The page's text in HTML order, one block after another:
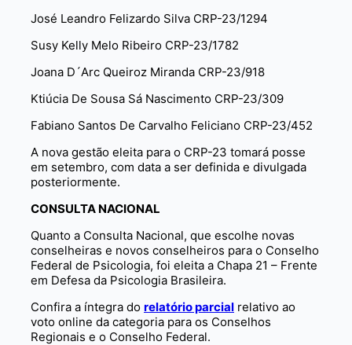
José Leandro Felizardo Silva CRP-23/1294
Susy Kelly Melo Ribeiro CRP-23/1782
Joana D´Arc Queiroz Miranda CRP-23/918
Ktiúcia De Sousa Sá Nascimento CRP-23/309
Fabiano Santos De Carvalho Feliciano CRP-23/452
A nova gestão eleita para o CRP-23 tomará posse
em setembro, com data a ser definida e divulgada
posteriormente.
CONSULTA NACIONAL
Quanto a Consulta Nacional, que escolhe novas
conselheiras e novos conselheiros para o Conselho
Federal de Psicologia, foi eleita a Chapa 21 – Frente
em Defesa da Psicologia Brasileira.
Confira a íntegra do relatório parcial relativo ao
voto online da categoria para os Conselhos
Regionais e o Conselho Federal.